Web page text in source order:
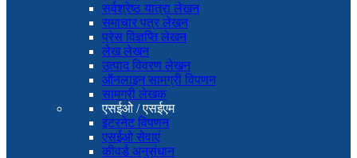
सर्वश्रेष्ठ यात्रा लेखन
समाचार पत्र लेखन
प्रेस विज्ञप्ति लेखन
लेख लेखन
उत्पाद विवरण लेखन
ऑनलाइन सामग्री विपणन
सामग्री लेखक
एसईओ / एसईएम
इंटरनेट विपणन
एसईओ सेवाएं
कीवर्ड अनुसंधान